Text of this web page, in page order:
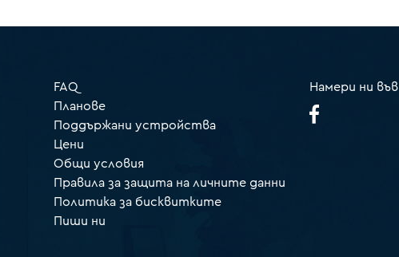
FAQ
Планове
Поддържани устройства
Цени
Общи условия
Правила за защита на личните данни
Политика за бисквитките
Пиши ни
Намери ни във